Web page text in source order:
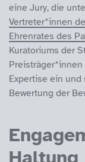
eine Jury, die
Vertreter*innen
Ehrenrates des
Kuratoriums der
Expertise ein
Bewertung der